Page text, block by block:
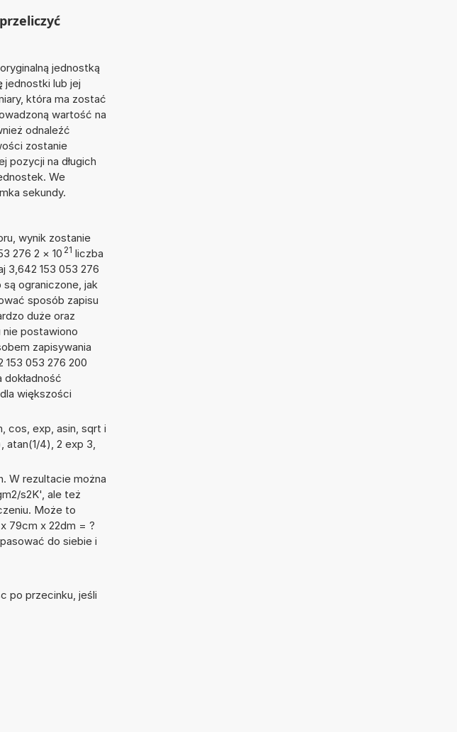
jednostką
jednostki lub jej
która ma zostać
wartość na
odnaleźć
zostanie
pozycji na długich
We
sekundy.
wynik zostanie
276 2 × 10 21 liczba
3,642 153 053 276
ograniczone, jak
sposób zapisu
duże oraz
nie postawiono
zapisywania
153 053 276 200
większości
cos, exp, asin, sqrt i
atan(1/4), 2 exp 3,
W rezultacie można
s2K', ale też
Może to
79cm x 22dm = ?
do siebie i
po przecinku, jeśli